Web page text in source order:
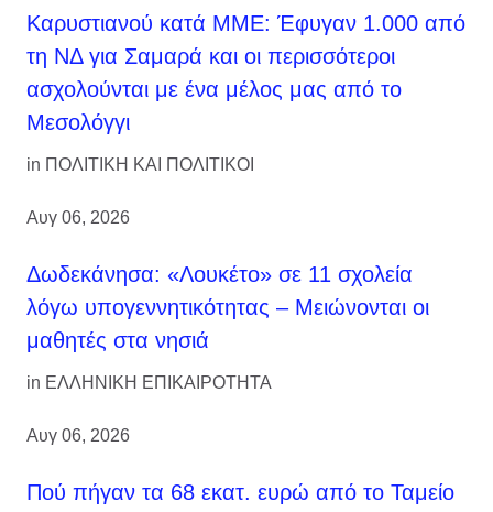
Καρυστιανού κατά ΜΜΕ: Έφυγαν 1.000 από
τη ΝΔ για Σαμαρά και οι περισσότεροι
ασχολούνται με ένα μέλος μας από το
Μεσολόγγι
in ΠΟΛΙΤΙΚΗ ΚΑΙ ΠΟΛΙΤΙΚΟΙ
Αυγ 06, 2026
Δωδεκάνησα: «Λουκέτο» σε 11 σχολεία
λόγω υπογεννητικότητας – Μειώνονται οι
μαθητές στα νησιά
in ΕΛΛΗΝΙΚΗ ΕΠΙΚΑΙΡΟΤΗΤΑ
Αυγ 06, 2026
Πού πήγαν τα 68 εκατ. ευρώ από το Ταμείο